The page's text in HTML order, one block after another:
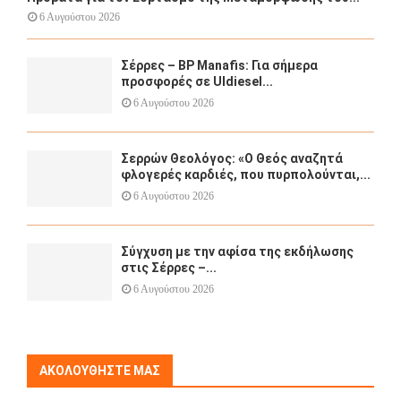
6 Αυγούστου 2026
Σέρρες – BP Manafis: Για σήμερα
προσφορές σε Uldiesel...
6 Αυγούστου 2026
Σερρών Θεολόγος: «Ο Θεός αναζητά
φλογερές καρδιές, που πυρπολούνται,...
6 Αυγούστου 2026
Σύγχυση με την αφίσα της εκδήλωσης
στις Σέρρες –...
6 Αυγούστου 2026
ΑΚΟΛΟΥΘΉΣΤΕ ΜΑΣ